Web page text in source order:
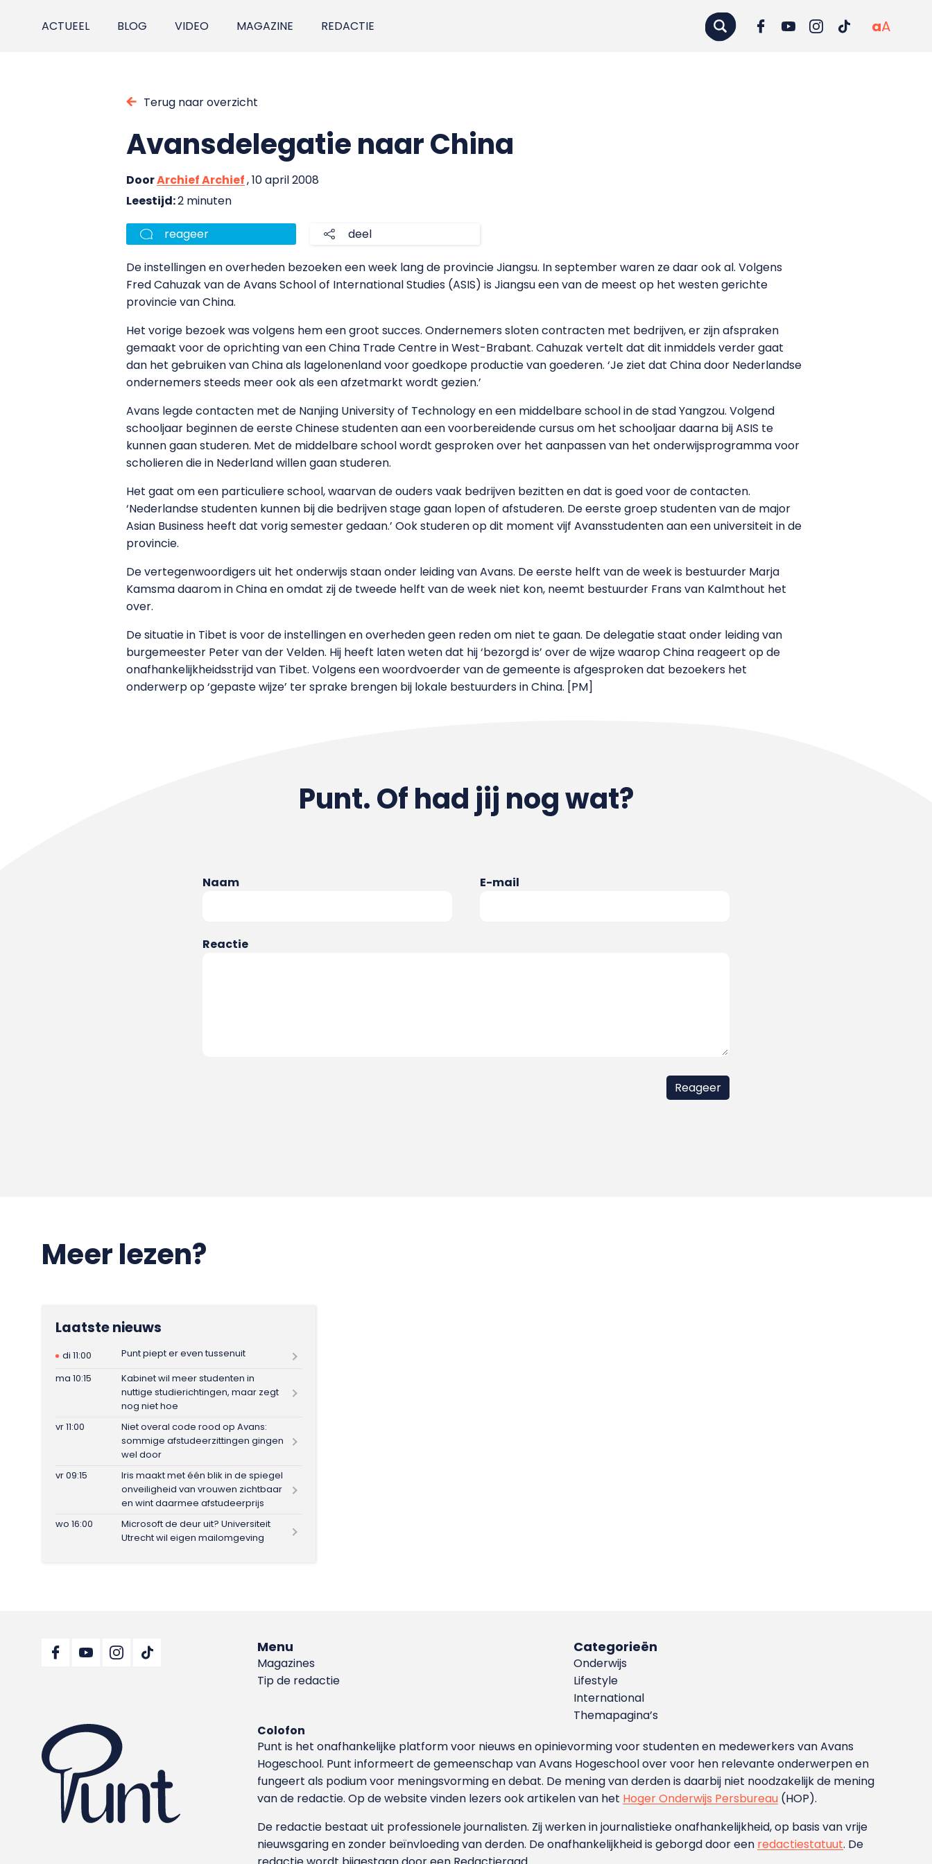
ACTUEEL BLOG VIDEO MAGAZINE REDACTIE aA
Terug naar overzicht
Avansdelegatie naar China
DoorArchief Archief, 10 april 2008
Leestijd:2 minuten
reageer deel
De instellingen en overheden bezoeken een week lang de provincie Jiangsu. In september waren ze daar ook al. Volgens
Fred Cahuzak van de Avans School of International Studies (ASIS) is Jiangsu een van de meest op het westen gerichte
provincie van China.
Het vorige bezoek was volgens hem een groot succes. Ondernemers sloten contracten met bedrijven, er zijn afspraken
gemaakt voor de oprichting van een China Trade Centre in West-Brabant. Cahuzak vertelt dat dit inmiddels verder gaat
dan het gebruiken van China als lagelonenland voor goedkope productie van goederen. ‘Je ziet dat China door Nederlandse
ondernemers steeds meer ook als een afzetmarkt wordt gezien.’
Avans legde contacten met de Nanjing University of Technology en een middelbare school in de stad Yangzou. Volgend
schooljaar beginnen de eerste Chinese studenten aan een voorbereidende cursus om het schooljaar daarna bij ASIS te
kunnen gaan studeren. Met de middelbare school wordt gesproken over het aanpassen van het onderwijsprogramma voor
scholieren die in Nederland willen gaan studeren.
Het gaat om een particuliere school, waarvan de ouders vaak bedrijven bezitten en dat is goed voor de contacten.
‘Nederlandse studenten kunnen bij die bedrijven stage gaan lopen of afstuderen. De eerste groep studenten van de major
Asian Business heeft dat vorig semester gedaan.’ Ook studeren op dit moment vijf Avansstudenten aan een universiteit in de
provincie.
De vertegenwoordigers uit het onderwijs staan onder leiding van Avans. De eerste helft van de week is bestuurder Marja
Kamsma daarom in China en omdat zij de tweede helft van de week niet kon, neemt bestuurder Frans van Kalmthout het
over.
De situatie in Tibet is voor de instellingen en overheden geen reden om niet te gaan. De delegatie staat onder leiding van
burgemeester Peter van der Velden. Hij heeft laten weten dat hij ‘bezorgd is’ over de wijze waarop China reageert op de
onafhankelijkheidsstrijd van Tibet. Volgens een woordvoerder van de gemeente is afgesproken dat bezoekers het
onderwerp op ‘gepaste wijze’ ter sprake brengen bij lokale bestuurders in China. [PM]
Punt. Of had jij nog wat?
Naam E-mail
Reactie
Meer lezen?
Laatste nieuws
di 11:00
Punt piept er even tussenuit
ma 10:15
Kabinet wil meer studenten in
nuttige studierichtingen, maar zegt
nog niet hoe
vr 11:00
Niet overal code rood op Avans:
sommige afstudeerzittingen gingen
wel door
vr 09:15
Iris maakt met één blik in de spiegel
onveiligheid van vrouwen zichtbaar
en wint daarmee afstudeerprijs
wo 16:00
Microsoft de deur uit? Universiteit
Utrecht wil eigen mailomgeving
Menu
Magazines
Tip de redactie
Categorieën
Onderwijs
Lifestyle
International
Themapagina’s
Colofon
Punt is het onafhankelijke platform voor nieuws en opinievorming voor studenten en medewerkers van Avans
Hoge­school. Punt informeert de gemeenschap van Avans Hogeschool over voor hen relevante onderwerpen en
fungeert als podium voor meningsvorming en debat. De mening van derden is daarbij niet noodzakelijk de mening
van de redactie. Op de website vinden lezers ook artikelen van het Hoger Onderwijs Persbureau (HOP).
De redactie bestaat uit professionele journalisten. Zij werken in journalistieke onafhankelijkheid, op basis van vrije
nieuwsgaring en zonder beïnvloeding van derden. De onafhankelijkheid is geborgd door een redactiestatuut. De